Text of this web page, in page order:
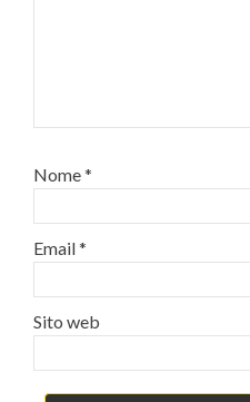
Nome*
Email*
Sito web